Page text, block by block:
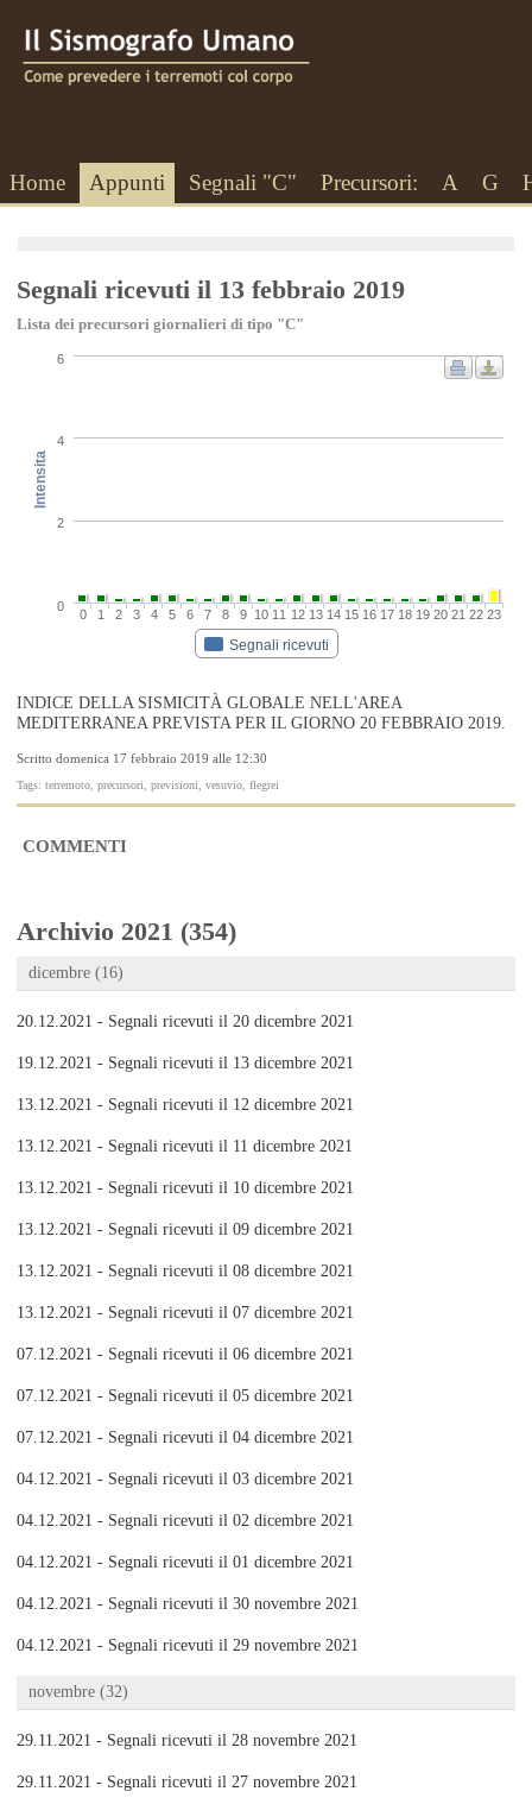
Home Appunti Segnali "C" Precursori: A G
Segnali ricevuti il 13 febbraio 2019
Lista dei precursori giornalieri di tipo "C"
Intensita
Segnali ricevuti
0 1 2 3 4 5 6 7 8 9 10 11 12 13 14 15 16 17 18 19 20 21 22 23
0
2
4
6
INDICE DELLA SISMICITÀ GLOBALE NELL'AREA
MEDITERRANEA PREVISTA PER IL GIORNO 20 FEBBRAIO 2019.
Scritto domenica 17 febbraio 2019 alle 12:30
Tags: terremoto, precursori, previsioni, vesuvio, flegrei
COMMENTI
Archivio 2021 (354)
dicembre (16)
20.12.2021 - Segnali ricevuti il 20 dicembre 2021
19.12.2021 - Segnali ricevuti il 13 dicembre 2021
13.12.2021 - Segnali ricevuti il 12 dicembre 2021
13.12.2021 - Segnali ricevuti il 11 dicembre 2021
13.12.2021 - Segnali ricevuti il 10 dicembre 2021
13.12.2021 - Segnali ricevuti il 09 dicembre 2021
13.12.2021 - Segnali ricevuti il 08 dicembre 2021
13.12.2021 - Segnali ricevuti il 07 dicembre 2021
07.12.2021 - Segnali ricevuti il 06 dicembre 2021
07.12.2021 - Segnali ricevuti il 05 dicembre 2021
07.12.2021 - Segnali ricevuti il 04 dicembre 2021
04.12.2021 - Segnali ricevuti il 03 dicembre 2021
04.12.2021 - Segnali ricevuti il 02 dicembre 2021
04.12.2021 - Segnali ricevuti il 01 dicembre 2021
04.12.2021 - Segnali ricevuti il 30 novembre 2021
04.12.2021 - Segnali ricevuti il 29 novembre 2021
novembre (32)
29.11.2021 - Segnali ricevuti il 28 novembre 2021
29.11.2021 - Segnali ricevuti il 27 novembre 2021